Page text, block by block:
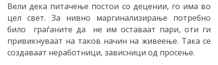
Вели дека питачење постои со децении, го има во
цел свет. За нивно маргинализирање потребно
било граѓаните да не им оставаат пари, оти ги
привикнуваат на таков начин на живеење. Така се
создаваат неработници, зависници од просење.